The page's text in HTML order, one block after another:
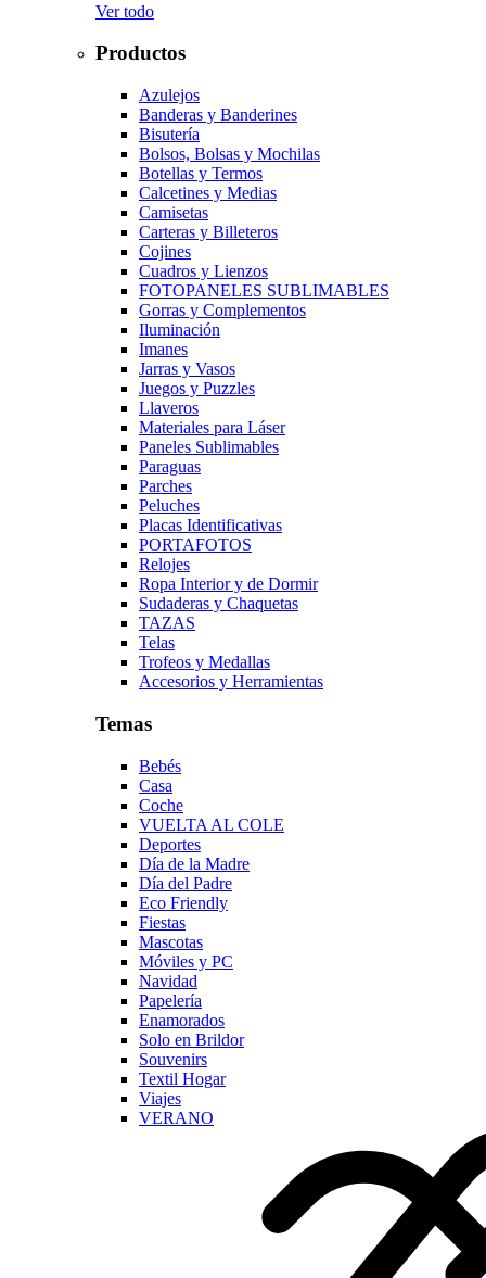
Ver todo
Productos
Azulejos
Banderas y Banderines
Bisutería
Bolsos, Bolsas y Mochilas
Botellas y Termos
Calcetines y Medias
Camisetas
Carteras y Billeteros
Cojines
Cuadros y Lienzos
FOTOPANELES SUBLIMABLES
Gorras y Complementos
Iluminación
Imanes
Jarras y Vasos
Juegos y Puzzles
Llaveros
Materiales para Láser
Paneles Sublimables
Paraguas
Parches
Peluches
Placas Identificativas
PORTAFOTOS
Relojes
Ropa Interior y de Dormir
Sudaderas y Chaquetas
TAZAS
Telas
Trofeos y Medallas
Accesorios y Herramientas
Temas
Bebés
Casa
Coche
VUELTA AL COLE
Deportes
Día de la Madre
Día del Padre
Eco Friendly
Fiestas
Mascotas
Móviles y PC
Navidad
Papelería
Enamorados
Solo en Brildor
Souvenirs
Textil Hogar
Viajes
VERANO